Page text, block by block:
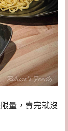
量，賣完就沒